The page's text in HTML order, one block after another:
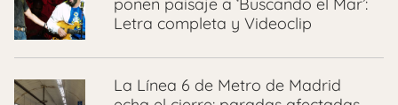
Letra completa y Videoclip
La Línea 6 de Metro de Madrid